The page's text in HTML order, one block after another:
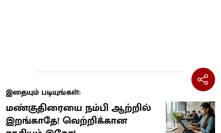
இதையும் படியுங்கள்:
மண்குதிரையை நம்பி ஆற்றில்
இறங்காதே! வெற்றிக்கான